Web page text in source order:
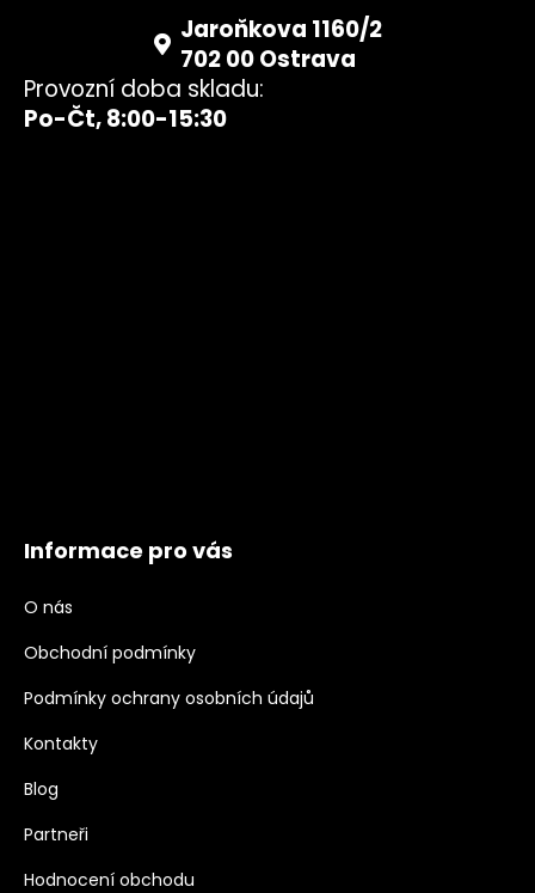
Jaroňkova 1160/2
702 00 Ostrava
Provozní doba skladu:
Po-Čt, 8:00-15:30
Informace pro vás
O nás
Obchodní podmínky
Podmínky ochrany osobních údajů
Kontakty
Blog
Partneři
Hodnocení obchodu